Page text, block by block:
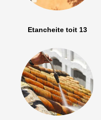
Etancheite toit 13